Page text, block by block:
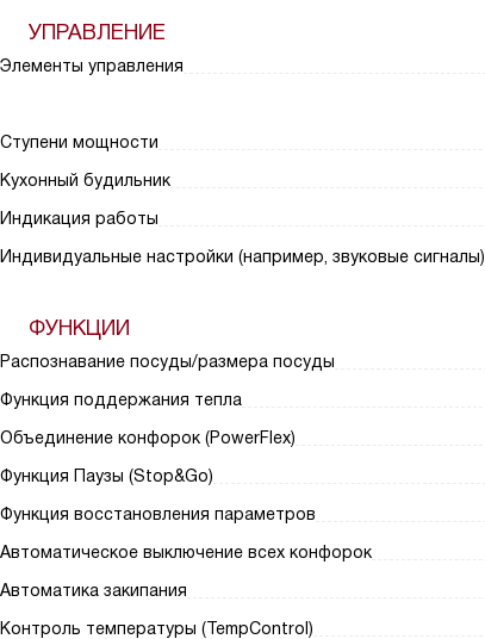
УПРАВЛЕНИЕ
Элементы управления
Ступени мощности
Кухонный будильник
Индикация работы
Индивидуальные настройки (например, звуковые сигналы)
ФУНКЦИИ
Распознавание посуды/размера посуды
Функция поддержания тепла
Объединение конфорок (PowerFlex)
Функция Паузы (Stop&Go)
Функция восстановления параметров
Автоматическое выключение всех конфорок
Автоматика закипания
Контроль температуры (TempControl)